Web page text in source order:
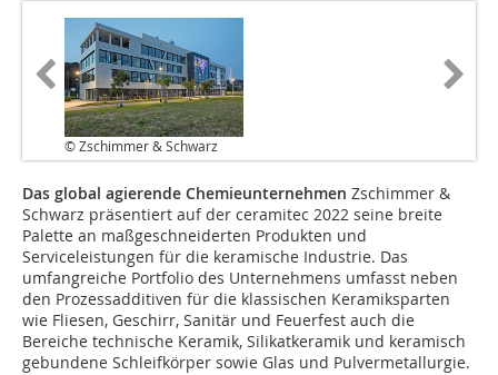
© Zschimmer & Schwarz
Das global agierende Chemieunternehmen Zschimmer &
Schwarz präsentiert auf der ceramitec 2022 seine breite
Palette an maßgeschneiderten Produkten und
Serviceleistungen für die keramische Industrie. Das
umfangreiche Portfolio des Unternehmens umfasst neben
den Prozessadditiven für die klassischen Keramiksparten
wie Fliesen, Geschirr, Sanitär und Feuerfest auch die
Bereiche technische Keramik, Silikatkeramik und keramisch
gebundene Schleifkörper sowie Glas und Pulvermetallurgie.